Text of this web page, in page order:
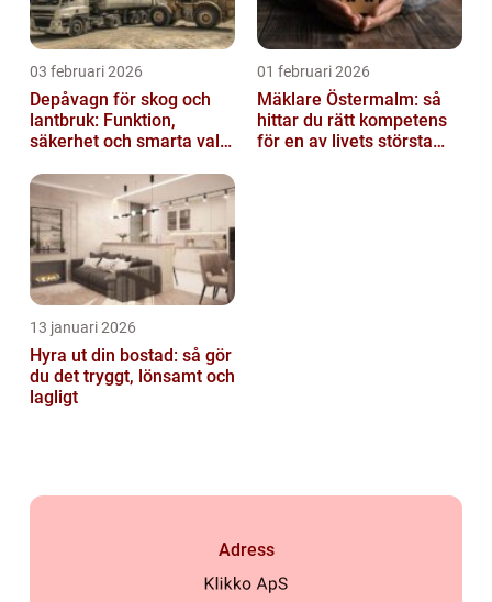
03 februari 2026
Depåvagn för skog och
lantbruk: Funktion,
säkerhet och smarta val
01 februari 2026
Mäklare Östermalm: så
hittar du rätt kompetens
för en av livets största
13 januari 2026
Hyra ut din bostad: så gör
du det tryggt, lönsamt och
lagligt
Adress